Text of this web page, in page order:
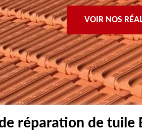
VOIR NOS
réparation de tuile